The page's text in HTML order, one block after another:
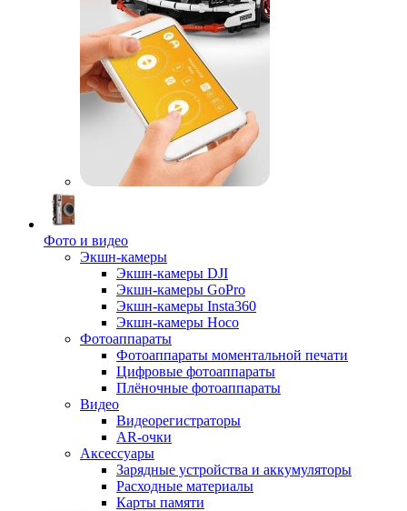
Фото и видео
Экшн-камеры
Экшн-камеры DJI
Экшн-камеры GoPro
Экшн-камеры Insta360
Экшн-камеры Hoco
Фотоаппараты
Фотоаппараты моментальной печати
Цифровые фотоаппараты
Плёночные фотоаппараты
Видео
Видеорегистраторы
AR-очки
Аксессуары
Зарядные устройства и аккумуляторы
Расходные материалы
Карты памяти